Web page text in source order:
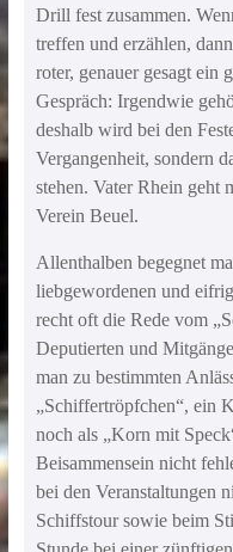
Drill fest zusammen.
treffen und erzählen,
roter, genauer gesagt ein
Gespräch: Irgendwie
deshalb wird bei den
Vergangenheit, sondern
stehen. Vater Rhein geht
Verein Beuel.
Allenthalben begegnet
liebgewordenen und
recht oft die Rede vom
Deputierten und
man zu bestimmten
„Schiffertröpfchen“, ein
noch als „Korn mit
Beisammensein nicht
bei den Veranstaltungen
Schiffstour sowie beim